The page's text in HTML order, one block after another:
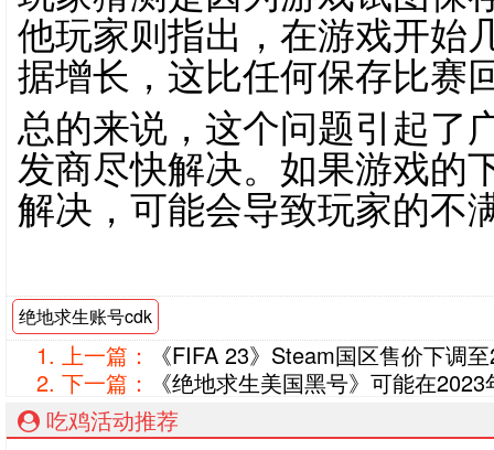
他玩家则指出，在游戏开始
据增长，这比任何保存比赛
总的来说，这个问题引起了
发商尽快解决。如果游戏的
解决，可能会导致玩家的不
绝地求生账号cdk
上一篇：
《FIFA 23》Steam国区售价下调
下一篇：
《绝地求生美国黑号》可能在
吃鸡活动推荐